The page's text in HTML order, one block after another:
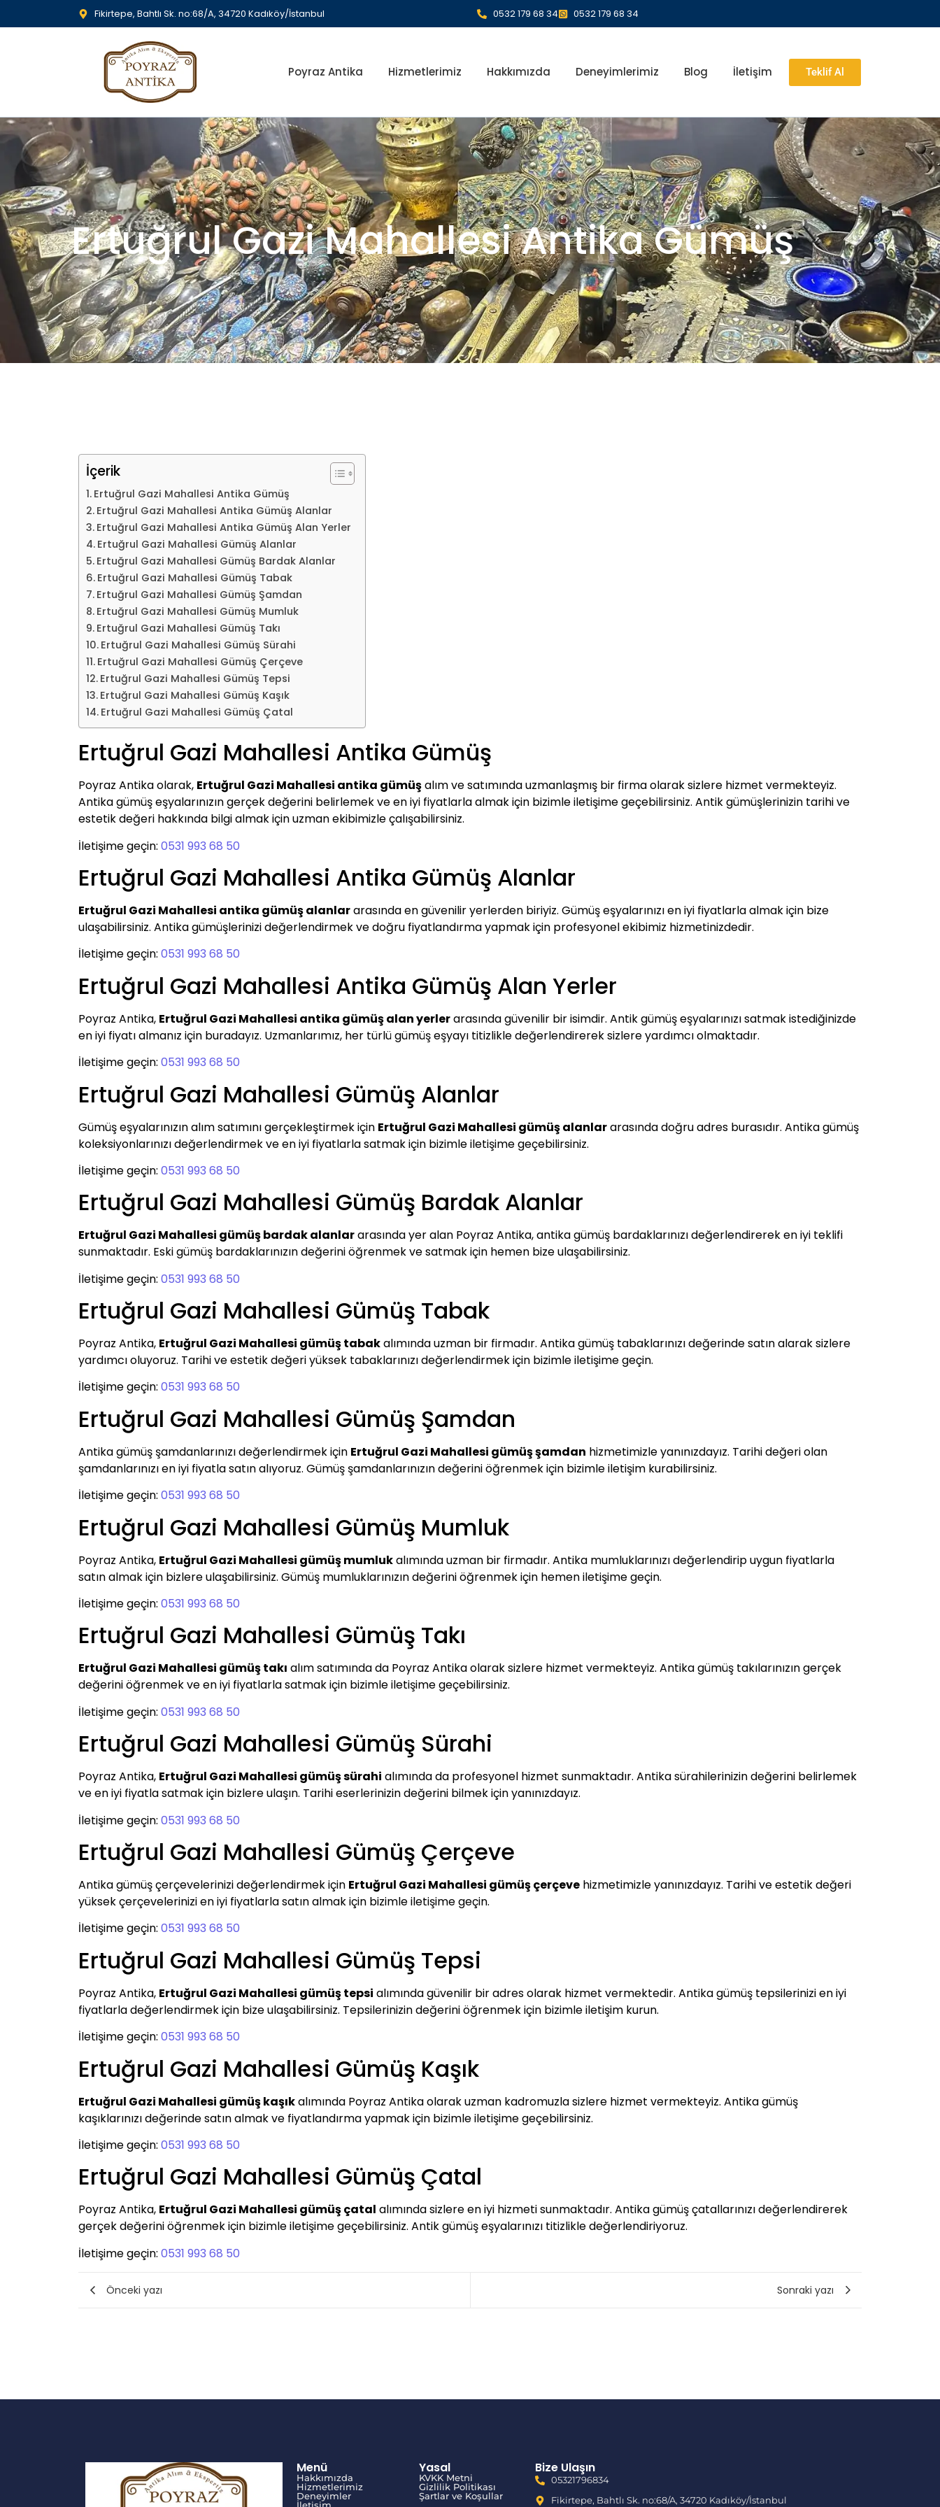
Fikirtepe, Bahtlı Sk. no:68/A, 34720 Kadıköy/İstanbul 0532 179 68 34 0532 179 68 34
Poyraz Antika Hizmetlerimiz Hakkımızda Deneyimlerimiz Blog İletişim Teklif Al
Ertuğrul Gazi Mahallesi Antika Gümüş
İçerik
Ertuğrul Gazi Mahallesi Antika Gümüş
Ertuğrul Gazi Mahallesi Antika Gümüş Alanlar
Ertuğrul Gazi Mahallesi Antika Gümüş Alan Yerler
Ertuğrul Gazi Mahallesi Gümüş Alanlar
Ertuğrul Gazi Mahallesi Gümüş Bardak Alanlar
Ertuğrul Gazi Mahallesi Gümüş Tabak
Ertuğrul Gazi Mahallesi Gümüş Şamdan
Ertuğrul Gazi Mahallesi Gümüş Mumluk
Ertuğrul Gazi Mahallesi Gümüş Takı
Ertuğrul Gazi Mahallesi Gümüş Sürahi
Ertuğrul Gazi Mahallesi Gümüş Çerçeve
Ertuğrul Gazi Mahallesi Gümüş Tepsi
Ertuğrul Gazi Mahallesi Gümüş Kaşık
Ertuğrul Gazi Mahallesi Gümüş Çatal
Ertuğrul Gazi Mahallesi Antika Gümüş
Poyraz Antika olarak, Ertuğrul Gazi Mahallesi antika gümüşalım ve satımında uzmanlaşmış bir firma olarak sizlere hizmet vermekteyiz.
Antika gümüş eşyalarınızın gerçek değerini belirlemek ve en iyi fiyatlarla almak için bizimle iletişime geçebilirsiniz. Antik gümüşlerinizin tarihi ve
estetik değeri hakkında bilgi almak için uzman ekibimizle çalışabilirsiniz.
İletişime geçin: 0531 993 68 50
Ertuğrul Gazi Mahallesi Antika Gümüş Alanlar
Ertuğrul Gazi Mahallesi antika gümüş alanlararasında en güvenilir yerlerden biriyiz. Gümüş eşyalarınızı en iyi fiyatlarla almak için bize
ulaşabilirsiniz. Antika gümüşlerinizi değerlendirmek ve doğru fiyatlandırma yapmak için profesyonel ekibimiz hizmetinizdedir.
İletişime geçin: 0531 993 68 50
Ertuğrul Gazi Mahallesi Antika Gümüş Alan Yerler
Poyraz Antika, Ertuğrul Gazi Mahallesi antika gümüş alan yerlerarasında güvenilir bir isimdir. Antik gümüş eşyalarınızı satmak istediğinizde
en iyi fiyatı almanız için buradayız. Uzmanlarımız, her türlü gümüş eşyayı titizlikle değerlendirerek sizlere yardımcı olmaktadır.
İletişime geçin: 0531 993 68 50
Ertuğrul Gazi Mahallesi Gümüş Alanlar
Gümüş eşyalarınızın alım satımını gerçekleştirmek için Ertuğrul Gazi Mahallesi gümüş alanlararasında doğru adres burasıdır. Antika gümüş
koleksiyonlarınızı değerlendirmek ve en iyi fiyatlarla satmak için bizimle iletişime geçebilirsiniz.
İletişime geçin: 0531 993 68 50
Ertuğrul Gazi Mahallesi Gümüş Bardak Alanlar
Ertuğrul Gazi Mahallesi gümüş bardak alanlararasında yer alan Poyraz Antika, antika gümüş bardaklarınızı değerlendirerek en iyi teklifi
sunmaktadır. Eski gümüş bardaklarınızın değerini öğrenmek ve satmak için hemen bize ulaşabilirsiniz.
İletişime geçin: 0531 993 68 50
Ertuğrul Gazi Mahallesi Gümüş Tabak
Poyraz Antika, Ertuğrul Gazi Mahallesi gümüş tabakalımında uzman bir firmadır. Antika gümüş tabaklarınızı değerinde satın alarak sizlere
yardımcı oluyoruz. Tarihi ve estetik değeri yüksek tabaklarınızı değerlendirmek için bizimle iletişime geçin.
İletişime geçin: 0531 993 68 50
Ertuğrul Gazi Mahallesi Gümüş Şamdan
Antika gümüş şamdanlarınızı değerlendirmek için Ertuğrul Gazi Mahallesi gümüş şamdan hizmetimizle yanınızdayız. Tarihi değeri olan
şamdanlarınızı en iyi fiyatla satın alıyoruz. Gümüş şamdanlarınızın değerini öğrenmek için bizimle iletişim kurabilirsiniz.
İletişime geçin: 0531 993 68 50
Ertuğrul Gazi Mahallesi Gümüş Mumluk
Poyraz Antika, Ertuğrul Gazi Mahallesi gümüş mumlukalımında uzman bir firmadır. Antika mumluklarınızı değerlendirip uygun fiyatlarla
satın almak için bizlere ulaşabilirsiniz. Gümüş mumluklarınızın değerini öğrenmek için hemen iletişime geçin.
İletişime geçin: 0531 993 68 50
Ertuğrul Gazi Mahallesi Gümüş Takı
Ertuğrul Gazi Mahallesi gümüş takı alım satımında da Poyraz Antika olarak sizlere hizmet vermekteyiz. Antika gümüş takılarınızın gerçek
değerini öğrenmek ve en iyi fiyatlarla satmak için bizimle iletişime geçebilirsiniz.
İletişime geçin: 0531 993 68 50
Ertuğrul Gazi Mahallesi Gümüş Sürahi
Poyraz Antika, Ertuğrul Gazi Mahallesi gümüş sürahi alımında da profesyonel hizmet sunmaktadır. Antika sürahilerinizin değerini belirlemek
ve en iyi fiyatla satmak için bizlere ulaşın. Tarihi eserlerinizin değerini bilmek için yanınızdayız.
İletişime geçin: 0531 993 68 50
Ertuğrul Gazi Mahallesi Gümüş Çerçeve
Antika gümüş çerçevelerinizi değerlendirmek için Ertuğrul Gazi Mahallesi gümüş çerçeve hizmetimizle yanınızdayız. Tarihi ve estetik değeri
yüksek çerçevelerinizi en iyi fiyatlarla satın almak için bizimle iletişime geçin.
İletişime geçin: 0531 993 68 50
Ertuğrul Gazi Mahallesi Gümüş Tepsi
Poyraz Antika, Ertuğrul Gazi Mahallesi gümüş tepsi alımında güvenilir bir adres olarak hizmet vermektedir. Antika gümüş tepsilerinizi en iyi
fiyatlarla değerlendirmek için bize ulaşabilirsiniz. Tepsilerinizin değerini öğrenmek için bizimle iletişim kurun.
İletişime geçin: 0531 993 68 50
Ertuğrul Gazi Mahallesi Gümüş Kaşık
Ertuğrul Gazi Mahallesi gümüş kaşıkalımında Poyraz Antika olarak uzman kadromuzla sizlere hizmet vermekteyiz. Antika gümüş
kaşıklarınızı değerinde satın almak ve fiyatlandırma yapmak için bizimle iletişime geçebilirsiniz.
İletişime geçin: 0531 993 68 50
Ertuğrul Gazi Mahallesi Gümüş Çatal
Poyraz Antika, Ertuğrul Gazi Mahallesi gümüş çatal alımında sizlere en iyi hizmeti sunmaktadır. Antika gümüş çatallarınızı değerlendirerek
gerçek değerini öğrenmek için bizimle iletişime geçebilirsiniz. Antik gümüş eşyalarınızı titizlikle değerlendiriyoruz.
İletişime geçin: 0531 993 68 50
Önceki yazı Sonraki yazı
Menü
Hakkımızda
Hizmetlerimiz
Deneyimler
Yasal
KVKK Metni
Gizlilik Politikası
Şartlar ve Koşullar
Bize Ulaşın
05321796834
Fikirtepe, Bahtlı Sk. no:68/A, 34720 Kadıköy/İstanbul